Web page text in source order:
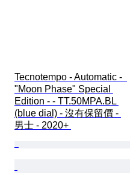
Tecnotempo - Automatic -
"Moon Phase" Special
Edition - - TT.50MPA.BL
(blue dial) - 沒有保留價 -
男士 - 2020+